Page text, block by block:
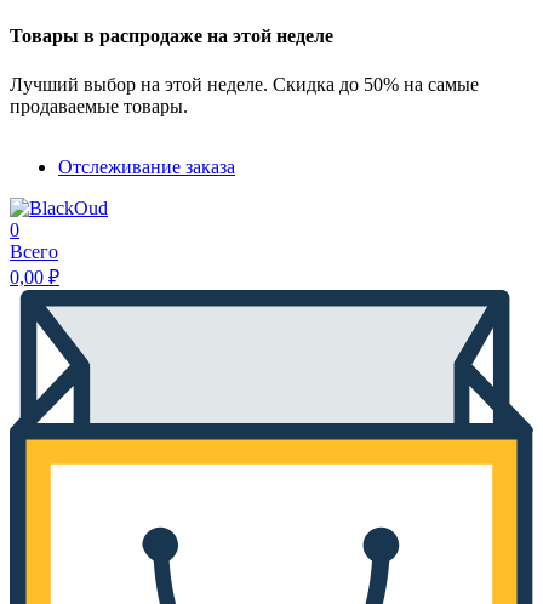
Товары в распродаже на этой неделе
Лучший выбор на этой неделе. Скидка до 50% на самые
продаваемые товары.
Отслеживание заказа
0
Всего
0,00 ₽